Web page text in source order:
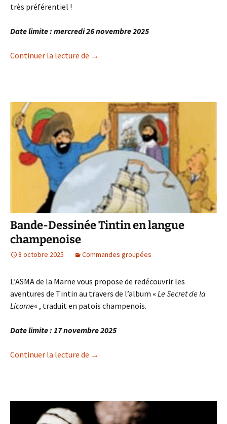
très préférentiel !
Date limite : mercredi 26 novembre 2025
Continuer la lecture de Sortie Épernay : Visite des caves
→
Bande-Dessinée Tintin en langue
champenoise
8 octobre 2025 Commandes groupées
L’ASMA de la Marne vous propose de redécouvrir les
aventures de Tintin au travers de l’album « Le Secret de la
Licorne« , traduit en patois champenois.
Date limite : 17 novembre 2025
Continuer la lecture de Bande-Dessinée Tintin en langue
→